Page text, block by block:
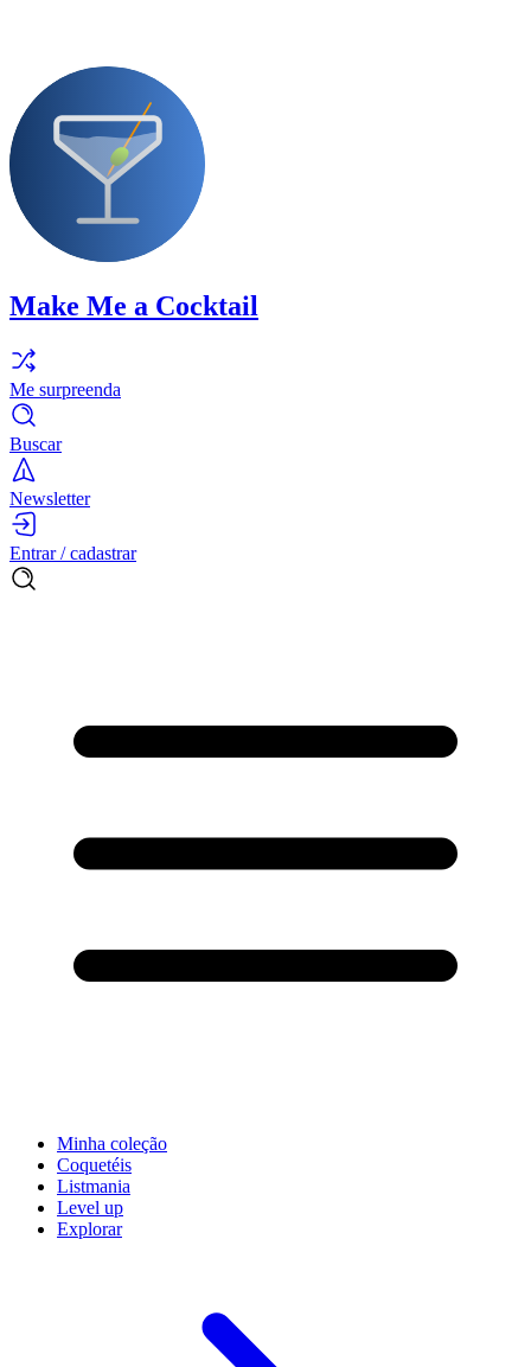
Make Me a Cocktail
Me surpreenda
Buscar
Newsletter
Entrar / cadastrar
Minha coleção
Coquetéis
Listmania
Level up
Explorar